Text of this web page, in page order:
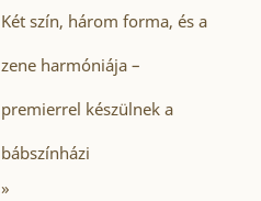
Két szín, három forma, és a
zene harmóniája –
premierrel készülnek a
bábszínházi
»